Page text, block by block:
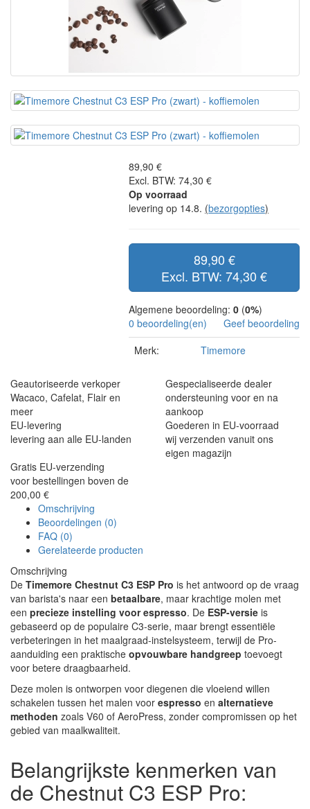
89,90 €
Excl. BTW: 74,30 €
Op voorraad
levering op 14.8. (bezorgopties)
89,90 €
Excl. BTW: 74,30 €
Algemene beoordeling: 0 (0%)
0 beoordeling(en)
Geef beoordeling
Merk:
Timemore
Geautoriseerde verkoper
Wacaco, Cafelat, Flair en
meer
Gespecialiseerde dealer
ondersteuning voor en na
aankoop
EU-levering
levering aan alle EU-landen
Goederen in EU-voorraad
wij verzenden vanuit ons
eigen magazijn
Gratis EU-verzending
voor bestellingen boven de
200,00 €
Omschrijving
Beoordelingen (0)
FAQ (0)
Gerelateerde producten
Omschrijving
De Timemore Chestnut C3 ESP Pro is het antwoord op de vraag
van barista's naar een betaalbare, maar krachtige molen met
een precieze instelling voor espresso. De ESP-versie is
gebaseerd op de populaire C3-serie, maar brengt essentiële
verbeteringen in het maalgraad-instelsysteem, terwijl de Pro-
aanduiding een praktische opvouwbare handgreep toevoegt
voor betere draagbaarheid.
Deze molen is ontworpen voor diegenen die vloeiend willen
schakelen tussen het malen voor espresso en alternatieve
methoden zoals V60 of AeroPress, zonder compromissen op het
gebied van maalkwaliteit.
Belangrijkste kenmerken van
de Chestnut C3 ESP Pro: